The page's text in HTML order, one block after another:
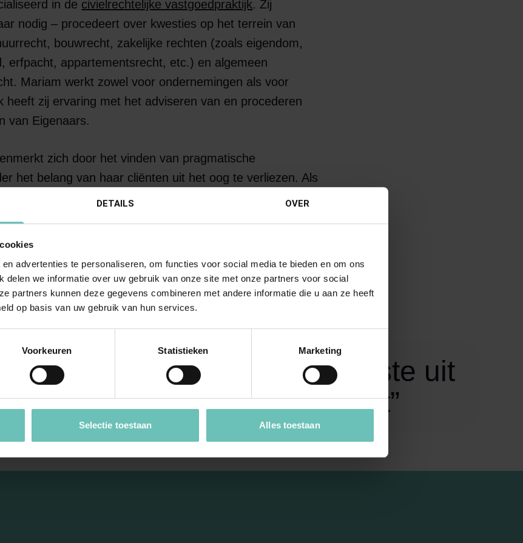
DETAILS OVER
advertenties te personaliseren, om functies voor social media te bieden en om ons
delen we informatie over uw gebruik van onze site met onze partners voor social
partners kunnen deze gegevens combineren met andere informatie die u aan ze heeft
op basis van uw gebruik van hun services.
Voorkeuren Statistieken Marketing
Selectie toestaan Alles toestaan
in de civielrechtelijke vastgoedpraktijk. Zij
nodig – procedeert over kwesties op het terrein van
bouwrecht, zakelijke rechten (zoals eigendom,
erfpacht, appartementsrecht, etc.) en algemeen
Mariam werkt zowel voor ondernemingen als voor
heeft zij ervaring met het adviseren van en procederen
van Eigenaars.
zich door het vinden van pragmatische
het belang van haar cliënten uit het oog te verliezen. Als
oplossing niet mogelijk blijkt te zijn, dan zet zij zich
Mariam als een trusted advisor die goed luistert en de
van haar cliënten scherp juridisch weet te vertalen.
om voor jouw zaak het beste uit
op naar een mooi resultaat”